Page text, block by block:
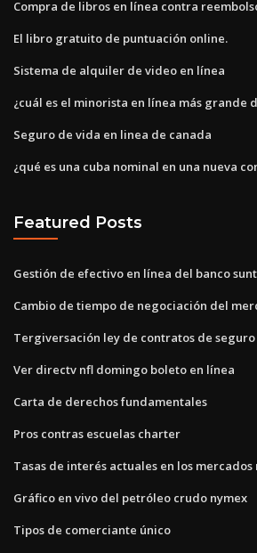
Compra de libros en línea contra
El libro gratuito de puntuación online.
Sistema de alquiler de video en línea
¿cuál es el minorista en línea más grande
Seguro de vida en linea de canada
¿qué es una cuba nominal en una nueva
Featured Posts
Gestión de efectivo en línea del banco
Cambio de tiempo de negociación del
Tergiversación ley de contratos de seguro
Ver directv nfl domingo boleto en línea
Carta de derechos fundamentales
Pros contras escuelas charter
Tasas de interés actuales en los
Gráfico en vivo del petróleo crudo nymex
Tipos de comerciante único